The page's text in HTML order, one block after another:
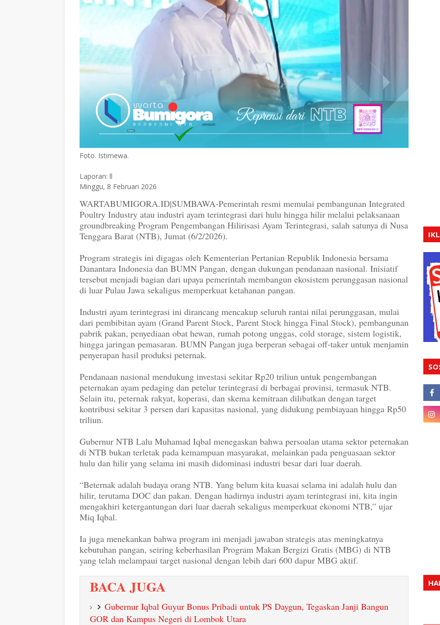
Foto. Istimewa.
Laporan: ll
Minggu, 8 Februari 2026
WARTABUMIGORA.ID|SUMBAWA-Pemerintah resmi memulai pembangunan Integrated
Poultry Industry atau industri ayam terintegrasi dari hulu hingga hilir melalui pelaksanaan
groundbreaking Program Pengembangan Hilirisasi Ayam Terintegrasi, salah satunya di Nusa
Tenggara Barat (NTB), Jumat (6/2/2026).
Program strategis ini digagas oleh Kementerian Pertanian Republik Indonesia bersama
Danantara Indonesia dan BUMN Pangan, dengan dukungan pendanaan nasional. Inisiatif
tersebut menjadi bagian dari upaya pemerintah membangun ekosistem perunggasan nasional
di luar Pulau Jawa sekaligus memperkuat ketahanan pangan.
Industri ayam terintegrasi ini dirancang mencakup seluruh rantai nilai perunggasan, mulai
dari pembibitan ayam (Grand Parent Stock, Parent Stock hingga Final Stock), pembangunan
pabrik pakan, penyediaan obat hewan, rumah potong unggas, cold storage, sistem logistik,
hingga jaringan pemasaran. BUMN Pangan juga berperan sebagai off-taker untuk menjamin
penyerapan hasil produksi peternak.
Pendanaan nasional mendukung investasi sekitar Rp20 triliun untuk pengembangan
peternakan ayam pedaging dan petelur terintegrasi di berbagai provinsi, termasuk NTB.
Selain itu, peternak rakyat, koperasi, dan skema kemitraan dilibatkan dengan target
kontribusi sekitar 3 persen dari kapasitas nasional, yang didukung pembiayaan hingga Rp50
triliun.
Gubernur NTB Lalu Muhamad Iqbal menegaskan bahwa persoalan utama sektor peternakan
di NTB bukan terletak pada kemampuan masyarakat, melainkan pada penguasaan sektor
hulu dan hilir yang selama ini masih didominasi industri besar dari luar daerah.
“Beternak adalah budaya orang NTB. Yang belum kita kuasai selama ini adalah hulu dan
hilir, terutama DOC dan pakan. Dengan hadirnya industri ayam terintegrasi ini, kita ingin
mengakhiri ketergantungan dari luar daerah sekaligus memperkuat ekonomi NTB,” ujar
Miq Iqbal.
Ia juga menekankan bahwa program ini menjadi jawaban strategis atas meningkatnya
kebutuhan pangan, seiring keberhasilan Program Makan Bergizi Gratis (MBG) di NTB
yang telah melampaui target nasional dengan lebih dari 600 dapur MBG aktif.
BACA JUGA
Gubernur Iqbal Guyur Bonus Pribadi untuk PS Daygun, Tegaskan Janji Bangun
GOR dan Kampus Negeri di Lombok Utara